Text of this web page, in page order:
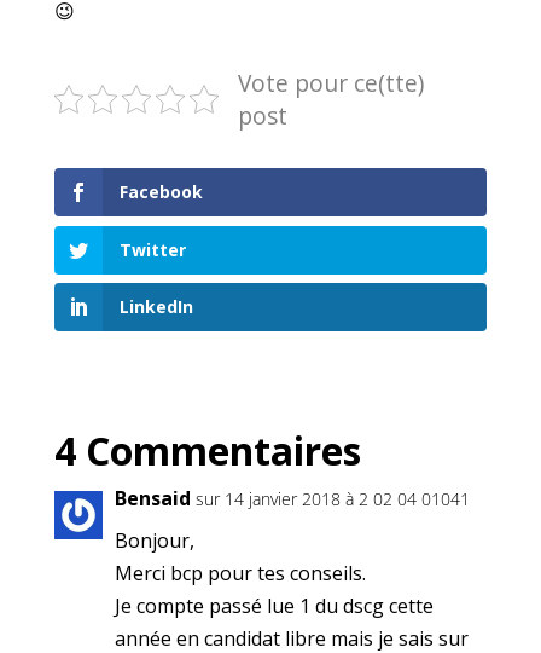
😉
Vote pour ce(tte)
post
Facebook
Twitter
LinkedIn
4 Commentaires
Bensaid sur 14 janvier 2018 à 2 02 04 01041
Bonjour,
Merci bcp pour tes conseils.
Je compte passé lue 1 du dscg cette
année en candidat libre mais je sais sur